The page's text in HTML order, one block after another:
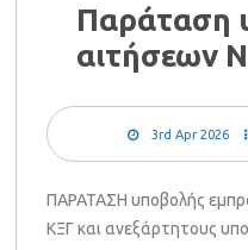
Παράταση
αιτήσεων
3rd Apr 2026
ΠΑΡΑΤΑΣΗ υποβολής
ΚΞΓ και ανεξάρτητους